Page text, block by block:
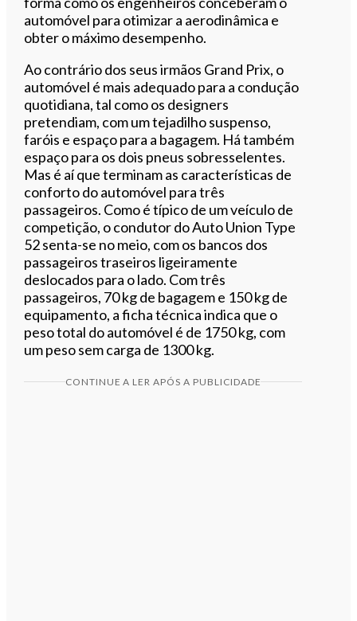
automóvel para otimizar a aerodinâmica e
obter o máximo desempenho.
Ao contrário dos seus irmãos Grand Prix, o
automóvel é mais adequado para a condução
quotidiana, tal como os designers
pretendiam, com um tejadilho suspenso,
faróis e espaço para a bagagem. Há também
espaço para os dois pneus sobresselentes.
Mas é aí que terminam as características de
conforto do automóvel para três
passageiros. Como é típico de um veículo de
competição, o condutor do Auto Union Type
52 senta-se no meio, com os bancos dos
passageiros traseiros ligeiramente
deslocados para o lado. Com três
passageiros, 70 kg de bagagem e 150 kg de
equipamento, a ficha técnica indica que o
peso total do automóvel é de 1750 kg, com
um peso sem carga de 1300 kg.
CONTINUE A LER APÓS A PUBLICIDADE